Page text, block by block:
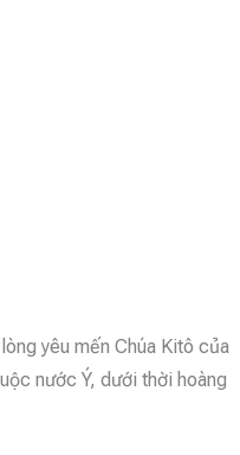
yêu mến Chúa Kitô của
nước Ý, dưới thời hoàng